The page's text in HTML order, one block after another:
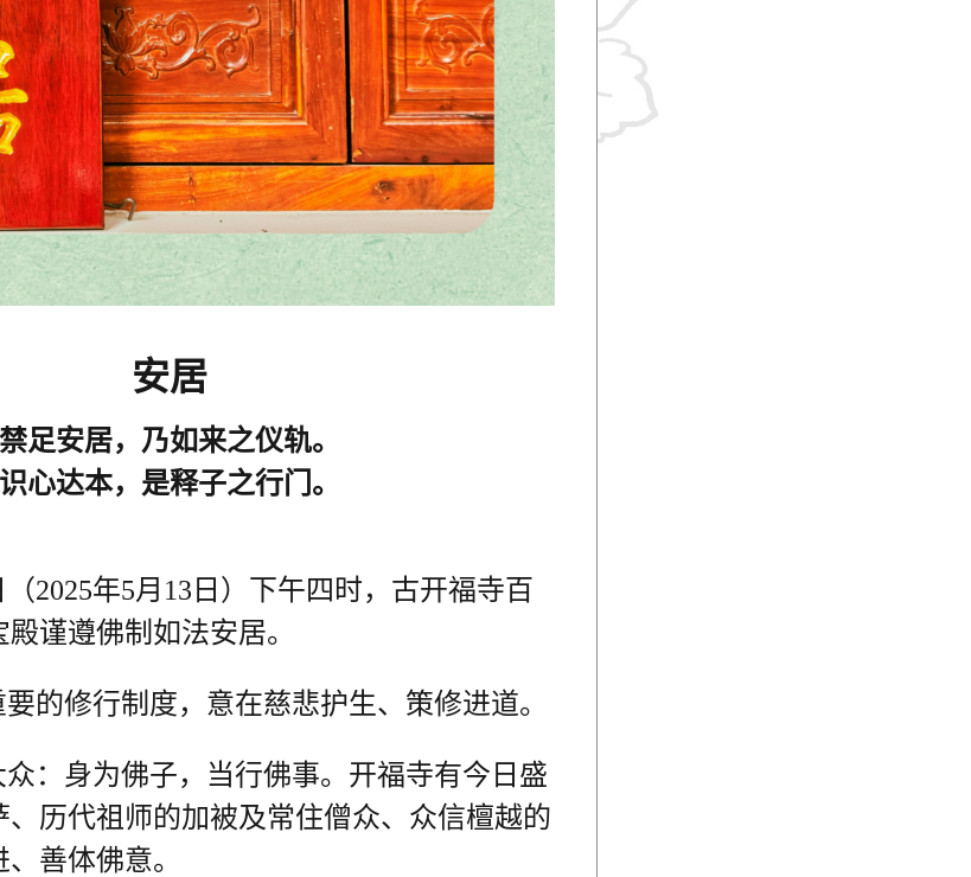
安居
禁足安居，乃如来之仪轨。
识心达本，是释子之行门。
2025年5月13日）下午四时，古开福寺百
谨遵佛制如法安居。
的修行制度，意在慈悲护生、策修进道。
： 身为佛子，当行佛事。开福寺有今日盛
历代祖师的加被及常住僧众、众信檀越的
善体佛意。